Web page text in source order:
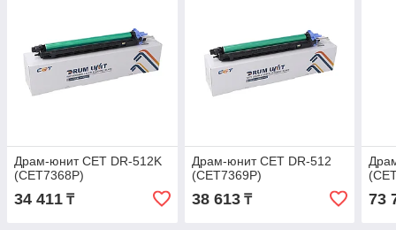
Драм-юнит CET DR-512K
(CET7368P)
34 411 ₸
Драм-юнит CET DR-512
(CET7369P)
38 613₸ 73